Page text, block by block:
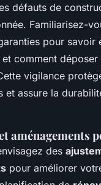
défauts de
Familiarisez-
pour savoir
comment déposer
vigilance
et assure la
aménagements
des
pour améliorer